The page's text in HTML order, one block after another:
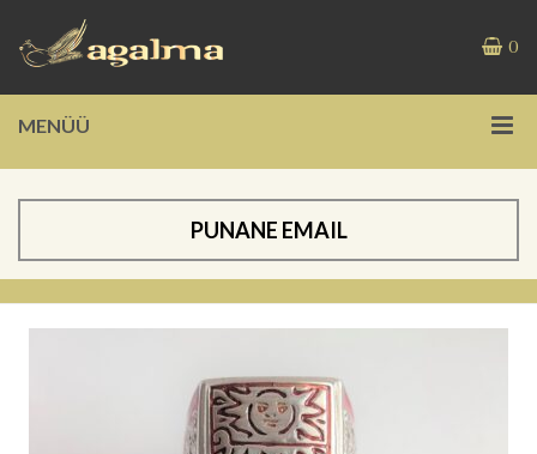
0
MENÜÜ
PUNANE EMAIL